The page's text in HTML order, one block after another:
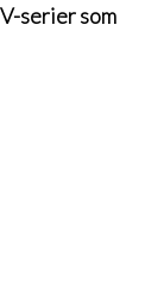
serier som